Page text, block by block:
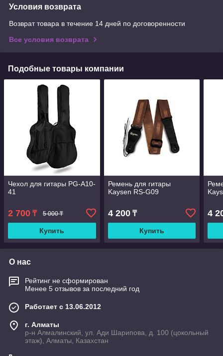
Условия возврата
Возврат товара в течение 14 дней по договоренности
Все условия возврата
Подобные товары компании
Чехол для гитары PG-A10-
41
2 700 ₸ 5 000 ₸
Купить
Ремень для гитары
Kaysen RS-G09
4 200₸
Купить
4
О нас
Рейтинг не сформирован
Менее 5 отзывов за последний год
Работает с 13.06.2012
г. Алматы
р-н Алмалинский, ул. Ади Шарипова, д. 100 (цокольный
этаж), Алматы, Казахстан